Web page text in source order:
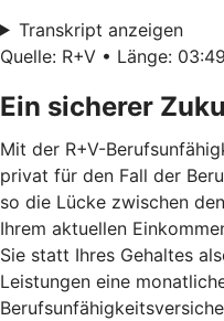
Transkript anzeigen
Quelle: R+V • Länge:
Ein sicherer
Mit der R+V-
privat für den Fall der
so die Lücke zwischen
Ihrem aktuellen
Sie statt Ihres Gehaltes
Leistungen eine